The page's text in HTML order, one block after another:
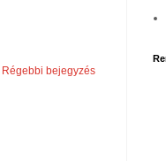
Régebbi bejegyzés